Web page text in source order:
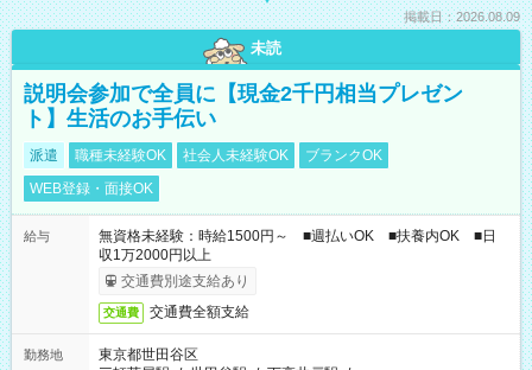
掲載日：2026.08.09
未読
説明会参加で全員に【現金2千円相当プレゼン
ト】生活のお手伝い
派遣 職種未経験OK 社会人未経験OK
ブランクOK
WEB登録・面接OK
給与
無資格未経験：時給1500円～ ■週払いOK ■扶養内OK ■日
収1万2000円以上
交通費別途支給あり
交通費 交通費全額支給
勤務地
東京都世田谷区